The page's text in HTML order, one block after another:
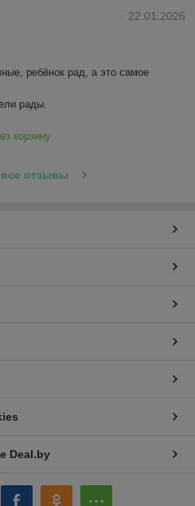
22.01.2026
ребёнок рад, а это самое
рады.
корзину
все отзывы
Deal.by